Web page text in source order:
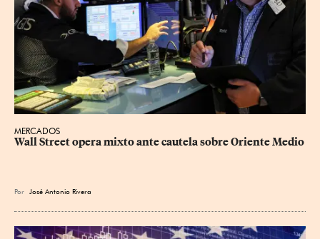
MERCADOS
Wall Street opera mixto ante cautela sobre Oriente Medio
Por José Antonio Rivera